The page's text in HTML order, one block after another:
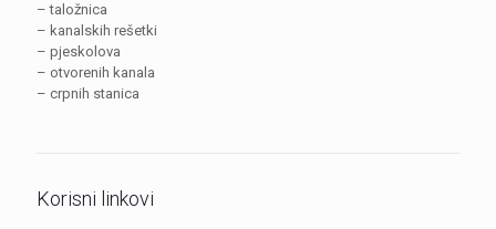
– taložnica
– kanalskih rešetki
– pjeskolova
– otvorenih kanala
– crpnih stanica
Korisni linkovi